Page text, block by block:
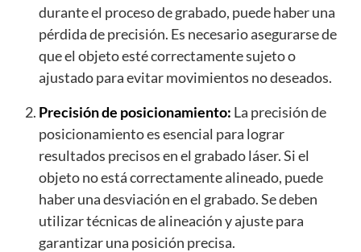
durante el proceso de grabado, puede haber una
pérdida de precisión. Es necesario asegurarse de
que el objeto esté correctamente sujeto o
ajustado para evitar movimientos no deseados.
Precisión de posicionamiento: La precisión de
posicionamiento es esencial para lograr
resultados precisos en el grabado láser. Si el
objeto no está correctamente alineado, puede
haber una desviación en el grabado. Se deben
utilizar técnicas de alineación y ajuste para
garantizar una posición precisa.